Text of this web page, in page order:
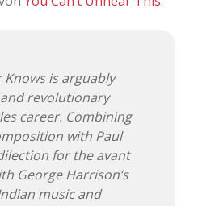
2014
2015
2016
2017
is arguably
revolutionary
career. Combining
with Paul
for the avant
George Harrison’s
music and